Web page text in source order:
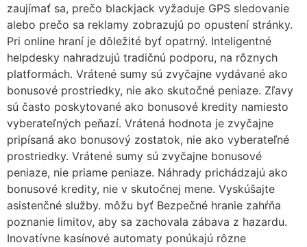
zaujímať sa, prečo blackjack vyžaduje GPS sledovanie
alebo prečo sa reklamy zobrazujú po opustení stránky.
Pri online hraní je dôležité byť opatrný. Inteligentné
helpdesky nahradzujú tradičnú podporu, na rôznych
platformách. Vrátené sumy sú zvyčajne vydávané ako
bonusové prostriedky, nie ako skutočné peniaze. Zľavy
sú často poskytované ako bonusové kredity namiesto
vyberateľných peňazí. Vrátená hodnota je zvyčajne
pripísaná ako bonusový zostatok, nie ako vyberateľné
prostriedky. Vrátené sumy sú zvyčajne bonusové
peniaze, nie priame peniaze. Náhrady prichádzajú ako
bonusové kredity, nie v skutočnej mene. Vyskúšajte
asistenčné služby. môžu byť Bezpečné hranie zahŕňa
poznanie limitov, aby sa zachovala zábava z hazardu.
Inovatívne kasínové automaty ponúkajú rôzne